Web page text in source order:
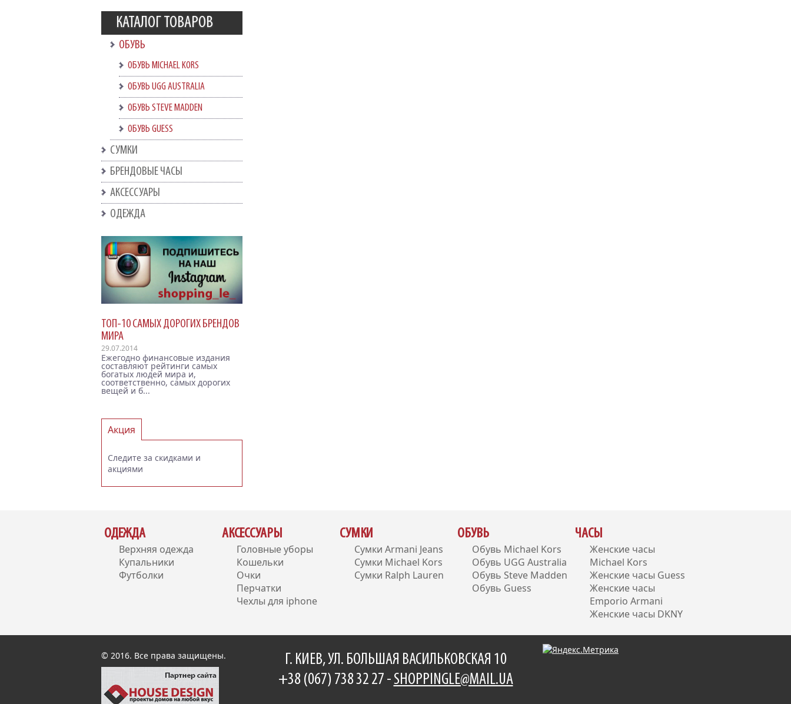
КАТАЛОГ ТОВАРОВ
ОБУВЬ
ОБУВЬ MICHAEL KORS
ОБУВЬ UGG AUSTRALIA
ОБУВЬ STEVE MADDEN
ОБУВЬ GUESS
СУМКИ
БРЕНДОВЫЕ ЧАСЫ
АКСЕССУАРЫ
ОДЕЖДА
ТОП-10 САМЫХ ДОРОГИХ БРЕНДОВ
МИРА
29.07.2014
Ежегодно финансовые издания
составляют рейтинги самых
богатых людей мира и,
соответственно, самых дорогих
вещей и б...
Акция
Следите за скидками и
акциями
ОДЕЖДА
Верхняя одежда
Купальники
Футболки
АКСЕССУАРЫ
Головные уборы
Кошельки
Очки
Перчатки
Чехлы для iphone
СУМКИ
Сумки Armani Jeans
Сумки Michael Kors
Сумки Ralph Lauren
ОБУВЬ
Обувь Michael Kors
Обувь UGG Australia
Обувь Steve Madden
Обувь Guess
ЧАСЫ
Женские часы
Michael Kors
Женские часы Guess
Женские часы
Emporio Armani
Женские часы DKNY
© 2016. Все права защищены.
Г. КИЕВ, УЛ. БОЛЬШАЯ ВАСИЛЬКОВСКАЯ 10
+38 (067) 738 32 27 - SHOPPINGLE@MAIL.UA